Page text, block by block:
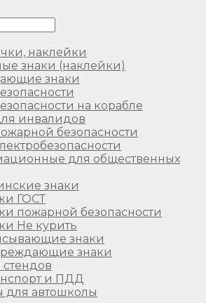
наклейки
знаки (наклейки)
знаки
на корабле
инвалидов
безопасности
для общественных
знаки
ГОСТ
пожарной безопасности
Не курить
знаки
знаки
стендов
и ПДД
для автошколы